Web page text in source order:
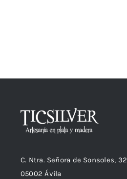
C. Ntra. Señora de Sonsoles, 32
05002 Ávila